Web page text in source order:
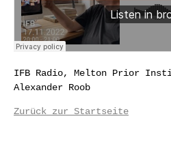
IFB Radio, Melton Prior
Alexander Roob
Zurück zur Startseite